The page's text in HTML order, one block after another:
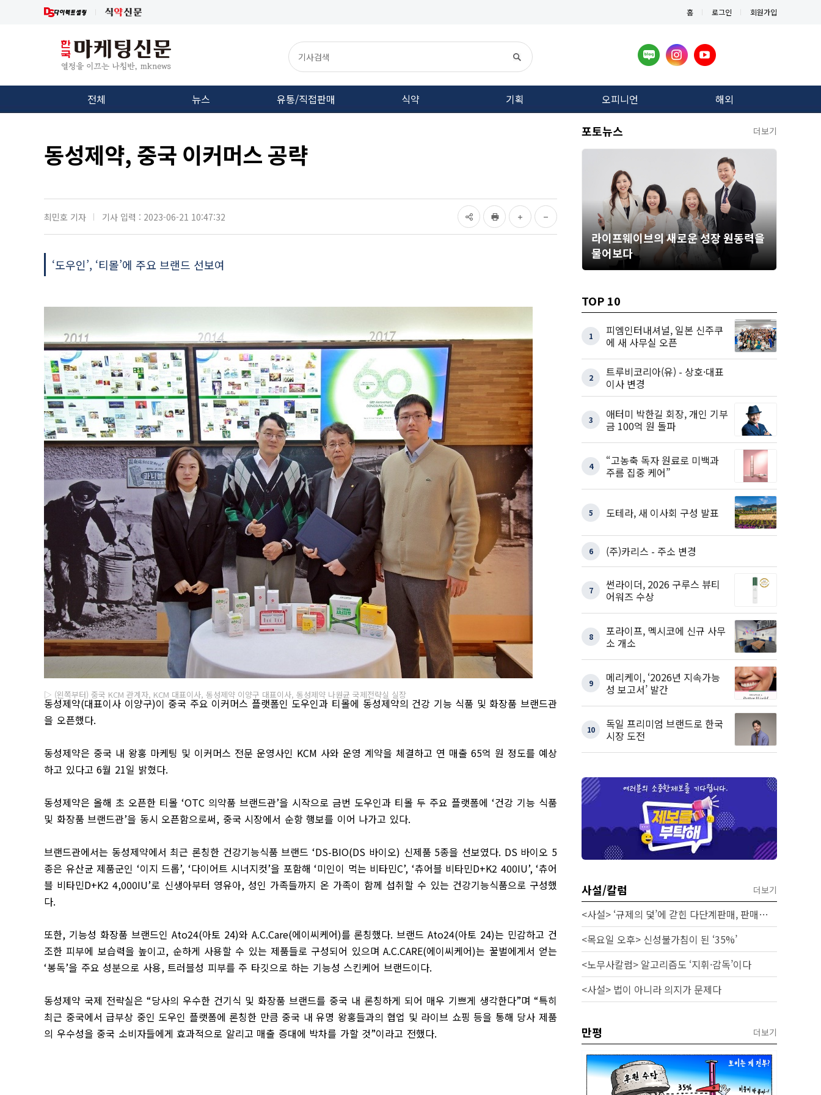
홈 로그인 회원가입
전체 뉴스 유통/직접판매 식약 기획 오피니언 해외
동성제약, 중국 이커머스 공략
최민호 기자 기사 입력 : 2023-06-21 10:47:32
‘도우인’, ‘티몰’에 주요 브랜드 선보여
▷ (왼쪽부터) 중국 KCM 관계자, KCM 대표이사, 동성제약 이양구 대표이사, 동성제약 나원균 국제전략실 실장
동성제약(대표이사 이양구)이 중국 주요 이커머스 플랫폼인 도우인과 티몰에 동성제약의 건강 기능 식품 및 화장품 브랜드관
을 오픈했다.
동성제약은 중국 내 왕홍 마케팅 및 이커머스 전문 운영사인 KCM 사와 운영 계약을 체결하고 연 매출 65억 원 정도를 예상
하고 있다고 6월 21일 밝혔다.
동성제약은 올해 초 오픈한 티몰 ‘OTC 의약품 브랜드관’을 시작으로 금번 도우인과 티몰 두 주요 플랫폼에 ‘건강 기능 식품
및 화장품 브랜드관’을 동시 오픈함으로써, 중국 시장에서 순항 행보를 이어 나가고 있다.
브랜드관에서는 동성제약에서 최근 론칭한 건강기능식품 브랜드‘DS-BIO(DS 바이오) 신제품 5종을 선보였다. DS 바이오 5
종은 유산균 제품군인 ‘이지 드롭’, ‘다이어트 시너지컷’을 포함해 ‘미인이 먹는 비타민C’, ‘츄어블 비타민D+K2 400IU’, ‘츄어
블 비타민D+K2 4,000IU’로 신생아부터 영유아,성인 가족들까지 온 가족이 함께 섭취할 수 있는 건강기능식품으로 구성했
다.
또한, 기능성 화장품 브랜드인 Ato24(아토 24)와 A.C.Care(에이씨케어)를 론칭했다.브랜드Ato24(아토 24)는 민감하고 건
조한 피부에 보습력을 높이고, 순하게 사용할 수 있는 제품들로 구성되어 있으며A.C.CARE(에이씨케어)는 꿀벌에게서 얻는
‘봉독’을 주요 성분으로 사용, 트러블성 피부를 주 타깃으로 하는 기능성 스킨케어 브랜드이다.
동성제약 국제 전략실은 “당사의 우수한 건기식 및 화장품 브랜드를 중국 내 론칭하게 되어 매우 기쁘게 생각한다”며 “특히
최근 중국에서 급부상 중인 도우인 플랫폼에 론칭한 만큼 중국 내 유명 왕홍들과의 협업 및 라이브 쇼핑 등을 통해 당사 제품
의 우수성을 중국 소비자들에게 효과적으로 알리고 매출 증대에 박차를 가할 것”이라고 전했다.
포토뉴스 더보기
라이프웨이브의 새로운 성장 원동력을
물어보다
TOP 10
1
피엠인터내셔널, 일본 신주쿠
에 새 사무실 오픈
2
트루비코리아(유) - 상호·대표
이사 변경
3
애터미 박한길 회장, 개인 기부
금 100억 원 돌파
4
“고농축 독자 원료로 미백과
주름 집중 케어”
5 도테라, 새 이사회 구성 발표
6 (주)카리스 - 주소 변경
7
썬라이더, 2026 구루스 뷰티
어워즈 수상
8
포라이프, 멕시코에 신규 사무
소 개소
9
메리케이, ‘2026년 지속가능
성 보고서’ 발간
10
독일 프리미엄 브랜드로 한국
시장 도전
사설/칼럼 더보기
<사설> ‘규제의 덫’에 갇힌 다단계판매, 판매원 보호 시급하다
<목요일 오후> 신성불가침이 된 ‘35%’
<노무사칼럼> 알고리즘도 ‘지휘·감독’이다
<사설> 법이 아니라 의지가 문제다
만평 더보기